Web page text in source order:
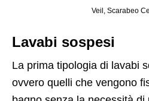
Veil, Scarabeo
Lavabi sospesi
La prima tipologia di lavabi
ovvero quelli che vengono